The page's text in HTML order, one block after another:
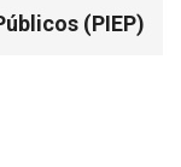
(PIEP)